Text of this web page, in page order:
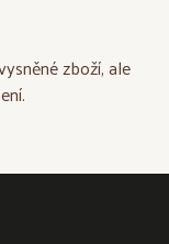
zboží, ale